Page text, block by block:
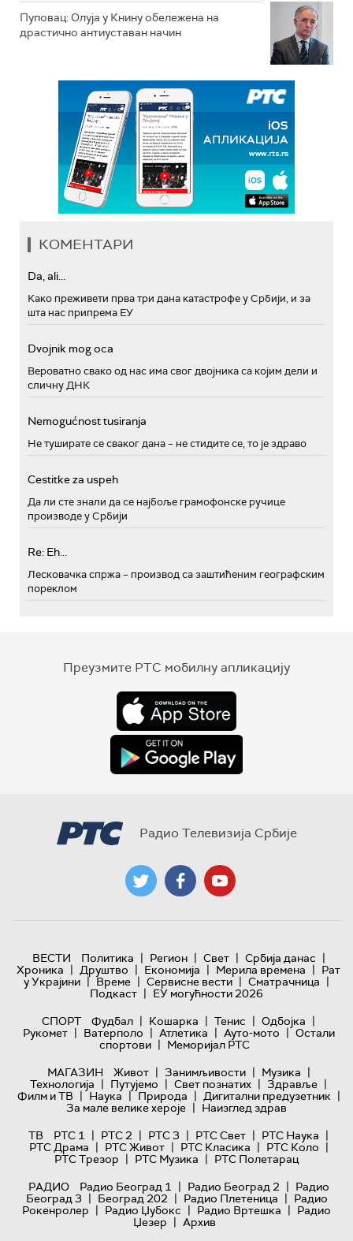
Пуповац: Олуја у Книну обележена на
драстично антиуставан начин
КОМЕНТАРИ
Da, ali...
Како преживети прва три дана катастрофе у Србији, и за
шта нас припрема ЕУ
Dvojnik mog oca
Вероватно свако од нас има свог двојника са којим дели и
сличну ДНК
Nemogućnost tusiranja
Не туширате се сваког дана – не стидите се, то је здраво
Cestitke za uspeh
Да ли сте знали да се најбоље грамофонске ручице
производе у Србији
Re: Eh...
Лесковачка спржа – производ са заштићеним географским
пореклом
Преузмите РТС мобилну апликацију
Радио Телевизија Србије
ВЕСТИ Политика | Регион | Свет | Србија данас |
Хроника | Друштво | Економија | Мерила времена | Рат
у Украјини | Време | Сервисне вести | Сматрачница |
Подкаст | ЕУ могућности 2026
СПОРТ
Фудбал | Кошарка | Тенис | Одбојка |
Рукомет | Ватерполо | Атлетика | Ауто-мото | Остали
спортови | Меморијал РТС
МАГАЗИН
Живот | Занимљивости | Музика |
Технологијa | Путујемо | Свет познатих | Здравље |
Филм и ТВ | Наука | Природа | Дигитални предузетник |
За мале велике хероје | Наизглед здрав
ТВ
РТС 1 | РТС 2 | РТС 3 | РТС Свет | РТС Наука |
РТС Драма | РТС Живот | РТС Класика | РТС Коло |
РТС Трезор | РТС Музика | РТС Полетарац
РАДИО
Радио Београд 1 | Радио Београд 2 | Радио
Београд 3 | Београд 202 | Радио Плетеница | Радио
Рокенролер | Радио Џубокс | Радио Вртешка | Радио
Џезер | Архив